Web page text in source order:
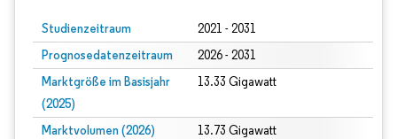
Studienzeitraum 2021 - 2031
Prognosedatenzeitraum 2026 - 2031
Marktgröße im Basisjahr
(2025)
13.33 Gigawatt
Marktvolumen (2026) 13.73 Gigawatt